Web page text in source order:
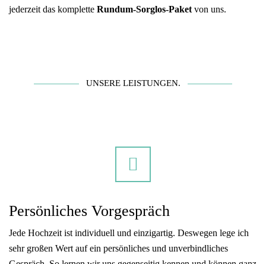
jederzeit das komplette Rundum-Sorglos-Paket von uns.
UNSERE LEISTUNGEN.
Persönliches Vorgespräch
Jede Hochzeit ist individuell und einzigartig. Deswegen lege ich
sehr großen Wert auf ein persönliches und unverbindliches